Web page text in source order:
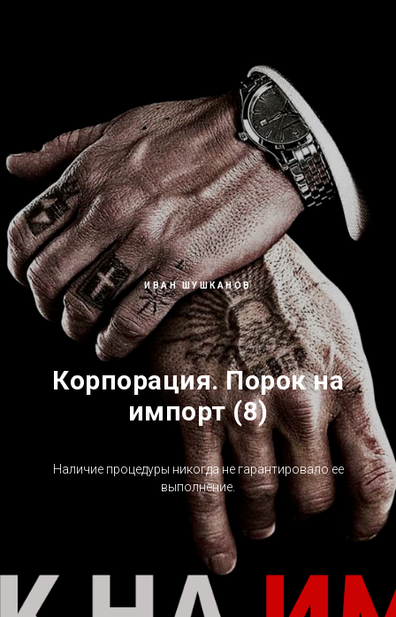
ИВАН ШУШКАНОВ
Корпорация. Порок на
импорт (8)
Наличие процедуры никогда не гарантировало ее
выполнение.